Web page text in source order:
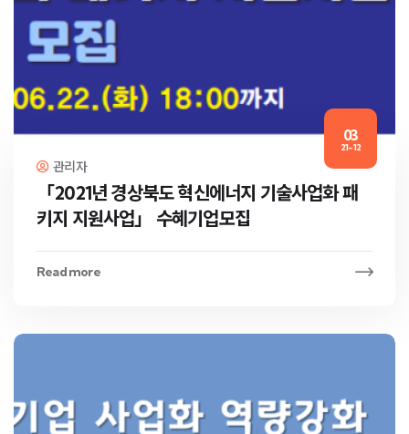
03
21-12
관리자
「2021년 경상북도 혁신에너지 기술사업화 패
키지 지원사업」 수혜기업모집
Read more